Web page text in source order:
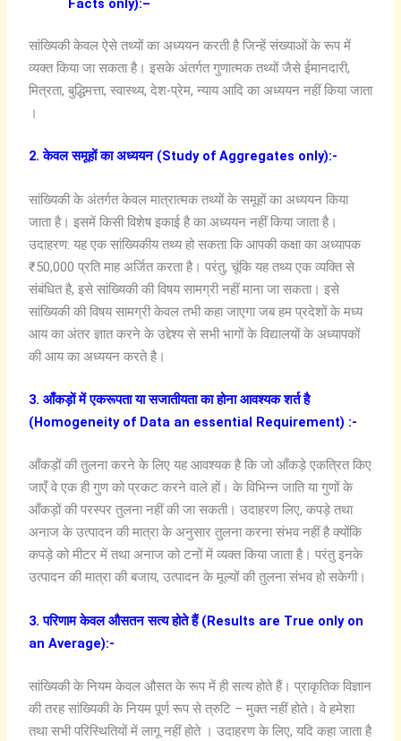
Facts only):–
सांख्यिकी केवल ऐसे तथ्यों का अध्ययन करती है जिन्हें संख्याओं के रूप में
व्यक्त किया जा सकता है। इसके अंतर्गत गुणात्मक तथ्यों जैसे ईमानदारी,
मित्रता, बुद्धिमत्ता, स्वास्थ्य, देश-प्रेम, न्याय आदि का अध्ययन नहीं किया जाता
।
2. केवल समूहों का अध्ययन (Study of Aggregates only):-
सांख्यिकी के अंतर्गत केवल मात्रात्मक तथ्यों के समूहों का अध्ययन किया
जाता है। इसमें किसी विशेष इकाई है का अध्ययन नहीं किया जाता है।
उदाहरण: यह एक सांख्यिकीय तथ्य हो सकता कि आपकी कक्षा का अध्यापक
₹50,000 प्रति माह अर्जित करता है। परंतु, चूंकि यह तथ्य एक व्यक्ति से
संबंधित है, इसे सांख्यिकी की विषय सामग्री नहीं माना जा सकता। इसे
सांख्यिकी की विषय सामग्री केवल तभी कहा जाएगा जब हम प्रदेशों के मध्य
आय का अंतर ज्ञात करने के उद्देश्य से सभी भागों के विद्यालयों के अध्यापकों
की आय का अध्ययन करते है।
3. आँकड़ों में एकरूपता या सजातीयता का होना आवश्यक शर्त है
(Homogeneity of Data an essential Requirement) :-
आँकड़ों की तुलना करने के लिए यह आवश्यक है कि जो आँकड़े एकत्रित किए
जाएँ वे एक ही गुण को प्रकट करने वाले हों। के विभिन्न जाति या गुणों के
आँकड़ों की परस्पर तुलना नहीं की जा सकती। उदाहरण लिए, कपड़े तथा
अनाज के उत्पादन की मात्रा के अनुसार तुलना करना संभव नहीं है क्योंकि
कपड़े को मीटर में तथा अनाज को टनों में व्यक्त किया जाता है। परंतु इनके
उत्पादन की मात्रा की बजाय, उत्पादन के मूल्यों की तुलना संभव हो सकेगी।
3. परिणाम केवल औसतन सत्य होते हैं (Results are True only on
an Average):-
सांख्यिकी के नियम केवल औसत के रूप में ही सत्य होते हैं। प्राकृतिक विज्ञान
की तरह सांख्यिकी के नियम पूर्ण रूप से त्रुटि – मुक्त नहीं होते। वे हमेशा
तथा सभी परिस्थितियों में लागू नहीं होते । उदाहरण के लिए, यदि कहा जाता है